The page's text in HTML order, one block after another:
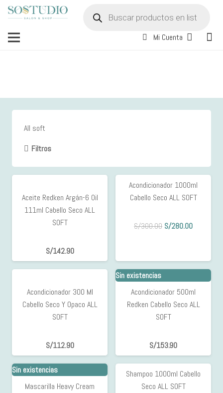
productos
Mi Cuenta
All soft
Filtros
Aceite Redken Argán-6 Oil
111ml Cabello Seco ALL
SOFT
S/142.90
Sin existencias
OFF
7%
Acondicionador 1000ml
Cabello Seco ALL SOFT
S/300.00 El
era:
S/280.00El
es:
Acondicionador 300 Ml
Cabello Seco Y Opaco ALL
SOFT
S/112.90
Sin existencias
Acondicionador 500ml
Redken Cabello Seco ALL
SOFT
S/153.90
Sin existencias
Mascarilla Heavy Cream
Sin existencias
7%
Shampoo 1000ml Cabello
Seco ALL SOFT